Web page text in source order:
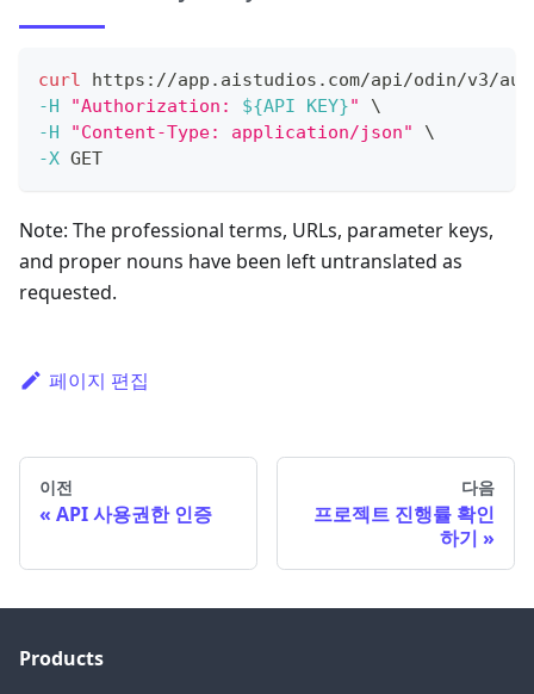
curl https://app.aistudios.com/api/odin/v3/
-H
"Authorization: ${API KEY}"
\
-H
"Content-Type: application/json"
\
-X GET
Note: The professional terms, URLs, parameter keys,
and proper nouns have been left untranslated as
requested.
페이지 편집
이전
API 사용권한 인증
다음
프로젝트 진행률 확인
하기
Products